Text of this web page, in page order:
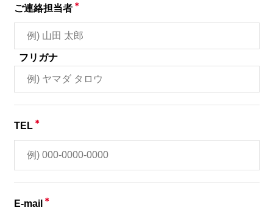
ご連絡担当者＊
フリガナ
TEL ＊
E-mail ＊